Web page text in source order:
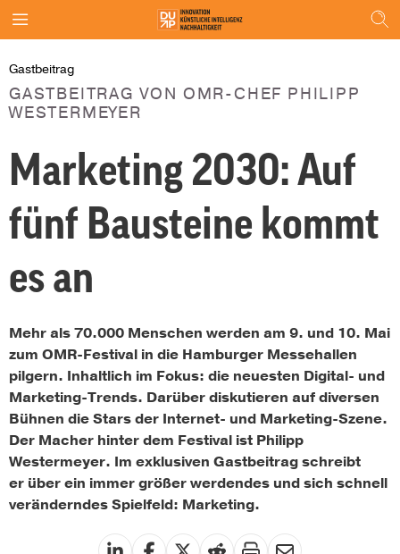
Gastbeitrag
GASTBEITRAG VON OMR-CHEF PHILIPP
WESTERMEYER
Marketing 2030: Auf
fünf Bausteine kommt
es an
Mehr als 70.000 Menschen werden am 9. und 10. Mai
zum OMR-Festival in die Hamburger Messehallen
pilgern. Inhaltlich im Fokus: die neuesten Digital- und
Marketing-Trends. Darüber diskutieren auf diversen
Bühnen die Stars der Internet- und Marketing-Szene.
Der Macher hinter dem Festival ist Philipp
Westermeyer. Im exklusiven Gastbeitrag schreibt
er über ein immer größer werdendes und sich schnell
veränderndes Spielfeld: Marketing.